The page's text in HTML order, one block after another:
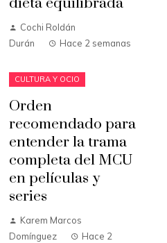
Cochi Roldán
Durán
Hace 2 semanas
CULTURA Y OCIO
Orden
recomendado para
entender la trama
completa del MCU
en películas y
series
Karem Marcos
Domínguez
Hace 2